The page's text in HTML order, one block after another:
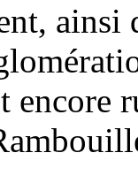
encore